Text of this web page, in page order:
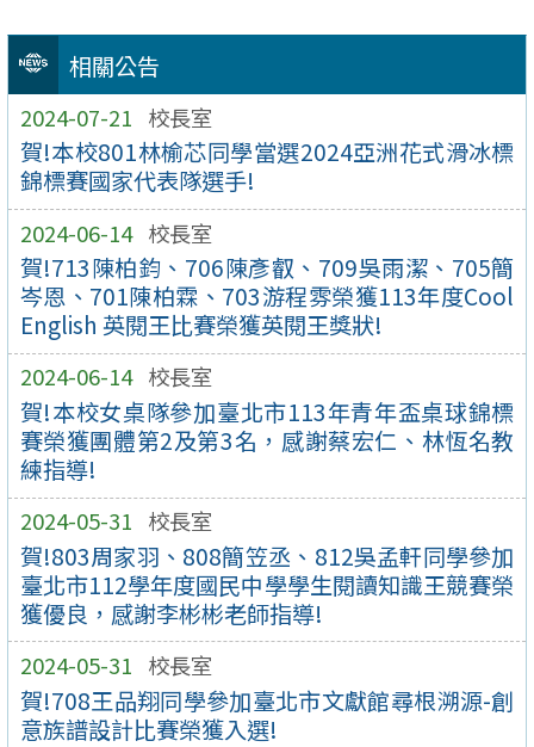
相關公告
2024-07-21 校長室
賀!本校801林榆芯同學當選2024亞洲花式滑冰標
錦標賽國家代表隊選手!
2024-06-14 校長室
賀!713陳柏鈞、706陳彥叡、709吳雨潔、705簡
岑恩、701陳柏霖、703游程雰榮獲113年度Cool
English 英閱王比賽榮獲英閱王獎狀!
2024-06-14 校長室
賀!本校女桌隊參加臺北市113年青年盃桌球錦標
賽榮獲團體第2及第3名，感謝蔡宏仁、林恆名教
練指導!
2024-05-31 校長室
賀!803周家羽、808簡笠丞、812吳孟軒同學參加
臺北市112學年度國民中學學生閱讀知識王競賽榮
獲優良，感謝李彬彬老師指導!
2024-05-31 校長室
賀!708王品翔同學參加臺北市文獻館尋根溯源-創
意族譜設計比賽榮獲入選!